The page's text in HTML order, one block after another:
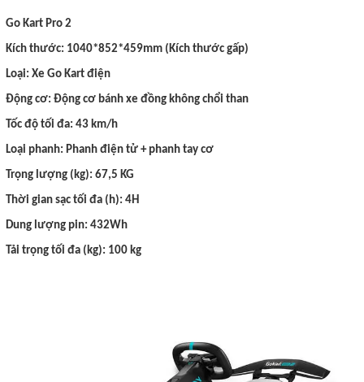
Go Kart Pro 2
Kích thước: 1040*852*459mm (Kích thước gấp)
Loại: Xe Go Kart điện
Động cơ: Động cơ bánh xe đồng không chổi than
Tốc độ tối đa: 43 km/h
Loại phanh: Phanh điện tử + phanh tay cơ
Trọng lượng (kg): 67,5 KG
Thời gian sạc tối đa (h): 4H
Dung lượng pin: 432Wh
Tải trọng tối đa (kg): 100 kg